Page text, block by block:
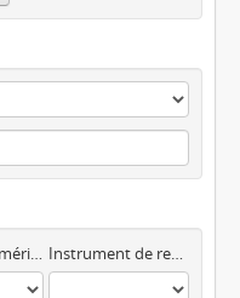
Document numérique disponible Instrument de recherche